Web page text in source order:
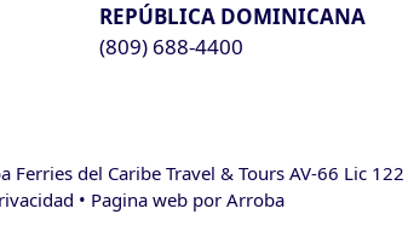
REPÚBLICA DOMINICANA
(809) 688-4400
del Caribe Travel & Tours AV-66 Lic
• Pagina web por Arroba